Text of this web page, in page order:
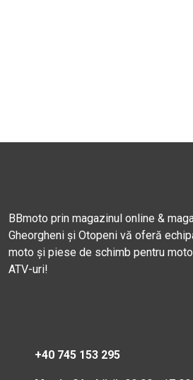
BBmoto prin magazinul online &
Gheorgheni și Otopeni vă oferă
moto și piese de schimb pentru
ATV-uri!
+40 745 153 295